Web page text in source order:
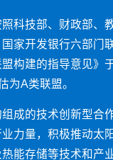
科技部、财政部、
家开发银行六部门
构建的指导意见》
为A类联盟。
成的技术创新型合
力量，积极推动太
能存储等技术和产